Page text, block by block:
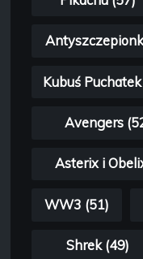
Kubuś
Avengers
Asterix i
WW3 (51)
Shrek (49)